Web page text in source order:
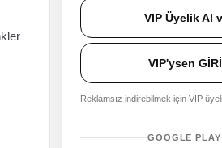
VIP Üyelik Al
VIP'ysen
Reklamsız indirebilmek için VIP
GOOGLE